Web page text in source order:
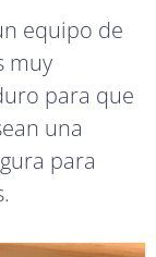
equipo de
muy
para que
una
para